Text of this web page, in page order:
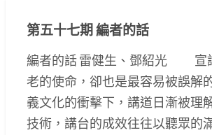
第五十七期 編者的話
編者的話 雷健生、鄧紹光 宣
老的使命，卻也是最容易被誤解
義文化的衝擊下，講道日漸被理
技術，講台的成效往往以聽眾的